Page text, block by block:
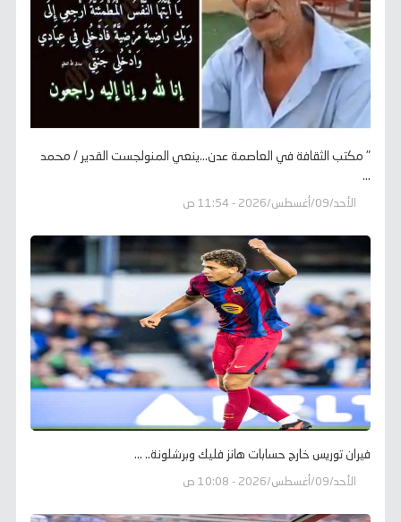
" مكتب الثقافة في العاصمة عدن...ينعي المنولجست القدير / محمد
...
الأحد/09/أغسطس/2026 - 11:54 ص
فيران توريس خارج حسابات هانز فليك وبرشلونة.. ...
الأحد/09/أغسطس/2026 - 10:08 ص